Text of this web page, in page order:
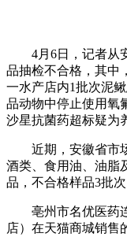
4月6日，记者从安
品抽检不合格，其中
一水产店内1批次泥
品动物中停止使用氧
沙星抗菌药超标疑为
近期，安徽省市场
酒类、食用油、油脂
品，不合格样品3批次
亳州市名优医药连
店）在天猫商城销售